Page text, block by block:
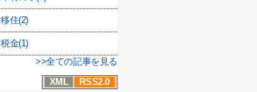
移住(2)
税金(1)
>>全ての記事を見る
XML
RSS2.0